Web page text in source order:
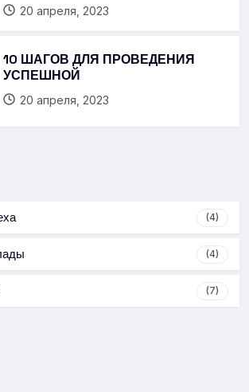
20 апреля, 2023
10 ШАГОВ ДЛЯ ПРОВЕДЕНИЯ
УСПЕШНОЙ
20 апреля, 2023
(4)
(4)
(7)